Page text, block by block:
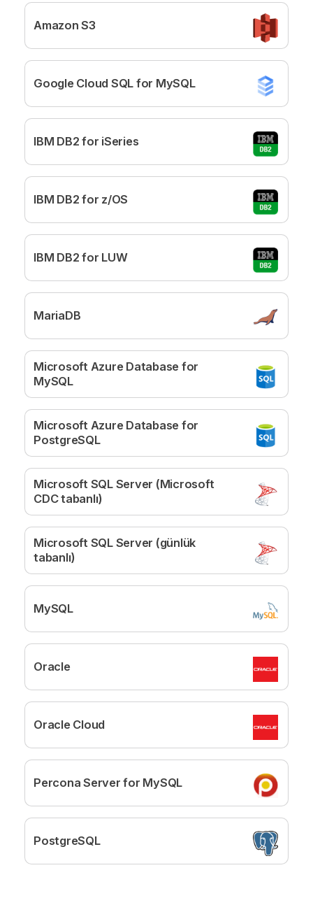
Amazon S3
Google Cloud SQL for MySQL
IBM DB2 for iSeries
IBM DB2 for z/OS
IBM DB2 for LUW
MariaDB
Microsoft Azure Database for
MySQL
Microsoft Azure Database for
PostgreSQL
Microsoft SQL Server (Microsoft
CDC tabanlı)
Microsoft SQL Server (günlük
tabanlı)
MySQL
Oracle
Oracle Cloud
Percona Server for MySQL
PostgreSQL